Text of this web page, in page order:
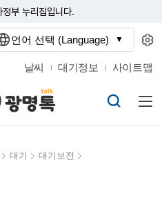
부 누리집입니다.
날씨 대기정보 사이트맵
대기
대기보전
언어 선택 (Language)